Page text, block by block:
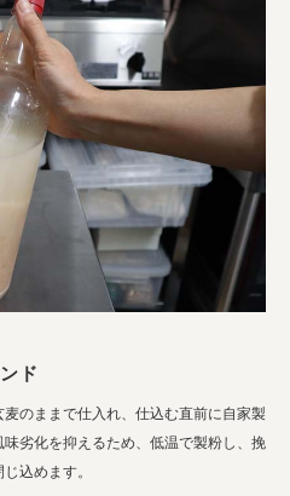
ド
のままで仕入れ、仕込む直前に自家製
劣化を抑えるため、低温で製粉し、挽
込めます。